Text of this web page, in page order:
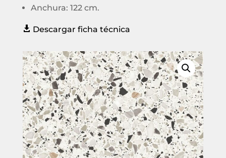
Anchura: 122 cm.
 Descargar ficha técnica